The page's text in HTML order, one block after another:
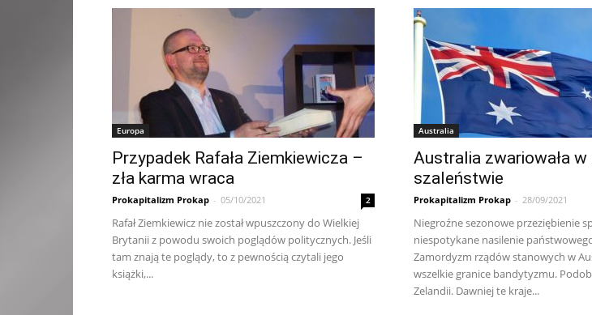
Europa
Przypadek Rafała Ziemkiewicza –
zła karma wraca
Prokapitalizm Prokap - 05/10/2021 2
Rafał Ziemkiewicz nie został wpuszczony do Wielkiej
Brytanii z powodu swoich poglądów politycznych. Jeśli
tam znają te poglądy, to z pewnością czytali jego
książki,...
Australia
Australia zwariowała
szaleństwie
Prokapitalizm Prokap - 28/09/2021
Niegroźne sezonowe przeziębienie
niespotykane nasilenie
Zamordyzm rządów stanowych w
wszelkie granice bandytyzmu.
Zelandii. Dawniej te kraje...